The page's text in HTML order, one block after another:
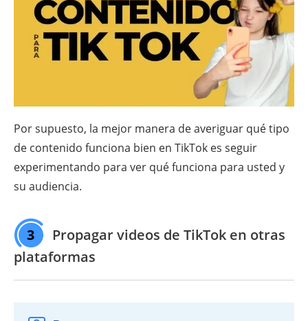
Por supuesto, la mejor manera de averiguar qué tipo
de contenido funciona bien en TikTok es seguir
experimentando para ver qué funciona para usted y
su audiencia.
3
Propagar videos de TikTok en otras
plataformas